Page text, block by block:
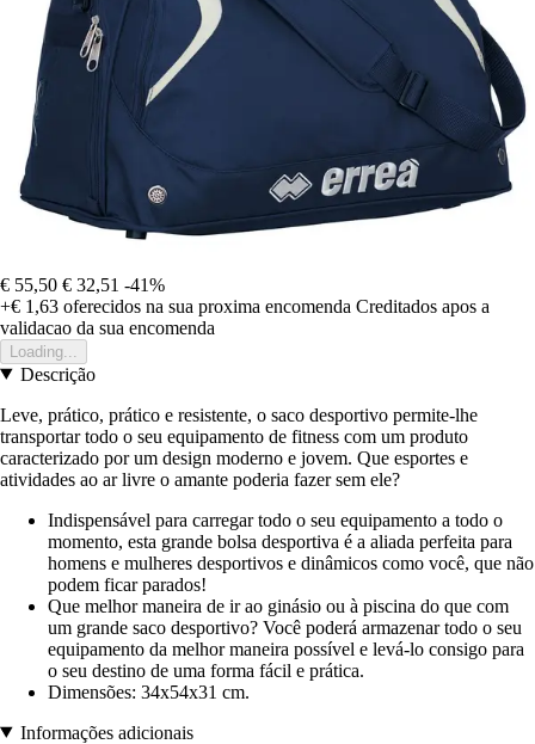
€ 55,50 € 32,51 -41%
+€ 1,63 oferecidos na sua proxima encomenda Creditados apos a
validacao da sua encomenda
Loading...
Descrição
Leve, prático, prático e resistente, o saco desportivo permite-lhe
transportar todo o seu equipamento de fitness com um produto
caracterizado por um design moderno e jovem. Que esportes e
atividades ao ar livre o amante poderia fazer sem ele?
Indispensável para carregar todo o seu equipamento a todo o
momento, esta grande bolsa desportiva é a aliada perfeita para
homens e mulheres desportivos e dinâmicos como você, que não
podem ficar parados!
Que melhor maneira de ir ao ginásio ou à piscina do que com
um grande saco desportivo? Você poderá armazenar todo o seu
equipamento da melhor maneira possível e levá-lo consigo para
o seu destino de uma forma fácil e prática.
Dimensões: 34x54x31 cm.
Informações adicionais